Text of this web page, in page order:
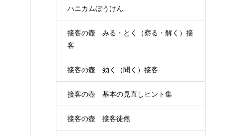
ハニカムぼうけん
接客の壺 みる・とく（察る・解く）接
客
接客の壺 効く（聞く）接客
接客の壺 基本の見直しヒント集
接客の壺 接客徒然